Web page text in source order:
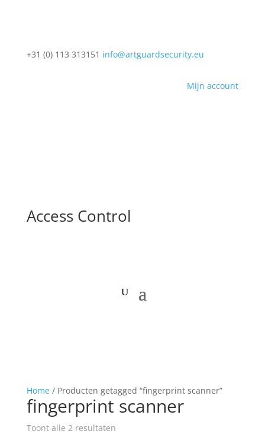
+31 (0) 113 313151 info@artguardsecurity.eu
Mijn account
Access Control
Home/ Producten getagged “fingerprint scanner”
fingerprint scanner
Toont alle 2 resultaten